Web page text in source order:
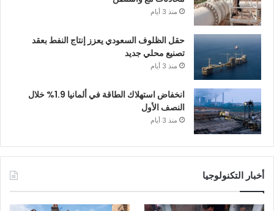
منذ 3 أيام
حقل الظلوف السعودي يعزز إنتاج النفط بعقد
تصنيع محلي جديد
منذ 3 أيام
انخفاض استهلاك الطاقة في ألمانيا 1.9% خلال
النصف الأول
منذ 3 أيام
أخبار التكنولوجيا